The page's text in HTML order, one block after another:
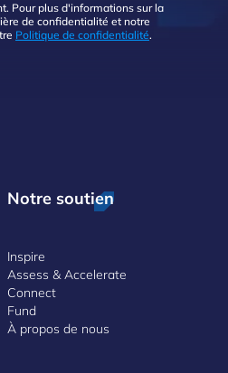
Pour plus d'informations sur la
de confidentialité et notre
Politique de confidentialité.
Notre soutien
Inspire
Assess & Accelerate
Connect
Fund
À propos de nous